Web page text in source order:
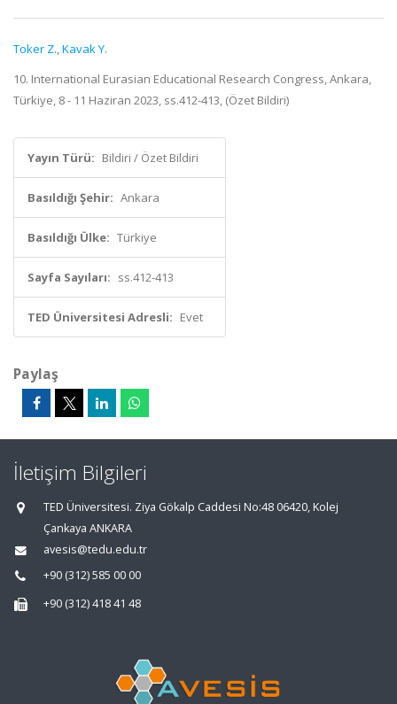
Toker Z.,Kavak Y.
10. International Eurasian Educational Research Congress, Ankara,
Türkiye, 8 - 11 Haziran 2023, ss.412-413, (Özet Bildiri)
Yayın Türü: Bildiri / Özet Bildiri
Basıldığı Şehir: Ankara
Basıldığı Ülke: Türkiye
Sayfa Sayıları: ss.412-413
TED Üniversitesi Adresli: Evet
Paylaş
İletişim Bilgileri
TED Üniversitesi. Ziya Gökalp Caddesi No:48 06420, Kolej
Çankaya ANKARA
avesis@tedu.edu.tr
+90 (312) 585 00 00
+90 (312) 418 41 48